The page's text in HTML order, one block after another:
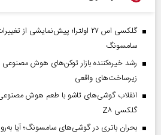
گلکسی اس ۲۷ اولترا؛ پیش‌نمایشی از
سامسونگ
زیرساخت‌های واقعی
انقلاب گوشی‌های تاشو‌ با طعم هوش
گلکسی Z۸